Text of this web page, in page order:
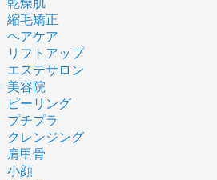
乾燥肌
縮毛矯正
ヘアケア
リフトアップ
エステサロン
美容院
ピーリング
プチプラ
クレンジング
肩甲骨
小顔